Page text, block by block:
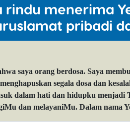
rindu menerima
pribadi
saya orang berdosa. Saya
segala dosa dan
dalam hati dan hidupku menjadi
dan melayaniMu. Dalam nama